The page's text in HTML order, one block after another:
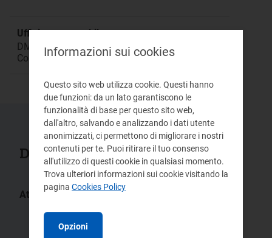
Ufficio responsabile:
DMRT Direzione Mercati Retail e Tutele dei
Consumatori di Energia
Documenti collegati
Atti:
DMRT
364/2018/R/eel
Informazioni sui cookies
Questo sito web utilizza cookie. Questi hanno
due funzioni: da un lato garantiscono le
funzionalità di base per questo sito web,
dall'altro, salvando e analizzando i dati utente
anonimizzati, ci permettono di migliorare i nostri
contenuti per te. Puoi ritirare il tuo consenso
all'utilizzo di questi cookie in qualsiasi momento.
Trova ulteriori informazioni sui cookie visitando la
pagina Cookies Policy
Opzioni